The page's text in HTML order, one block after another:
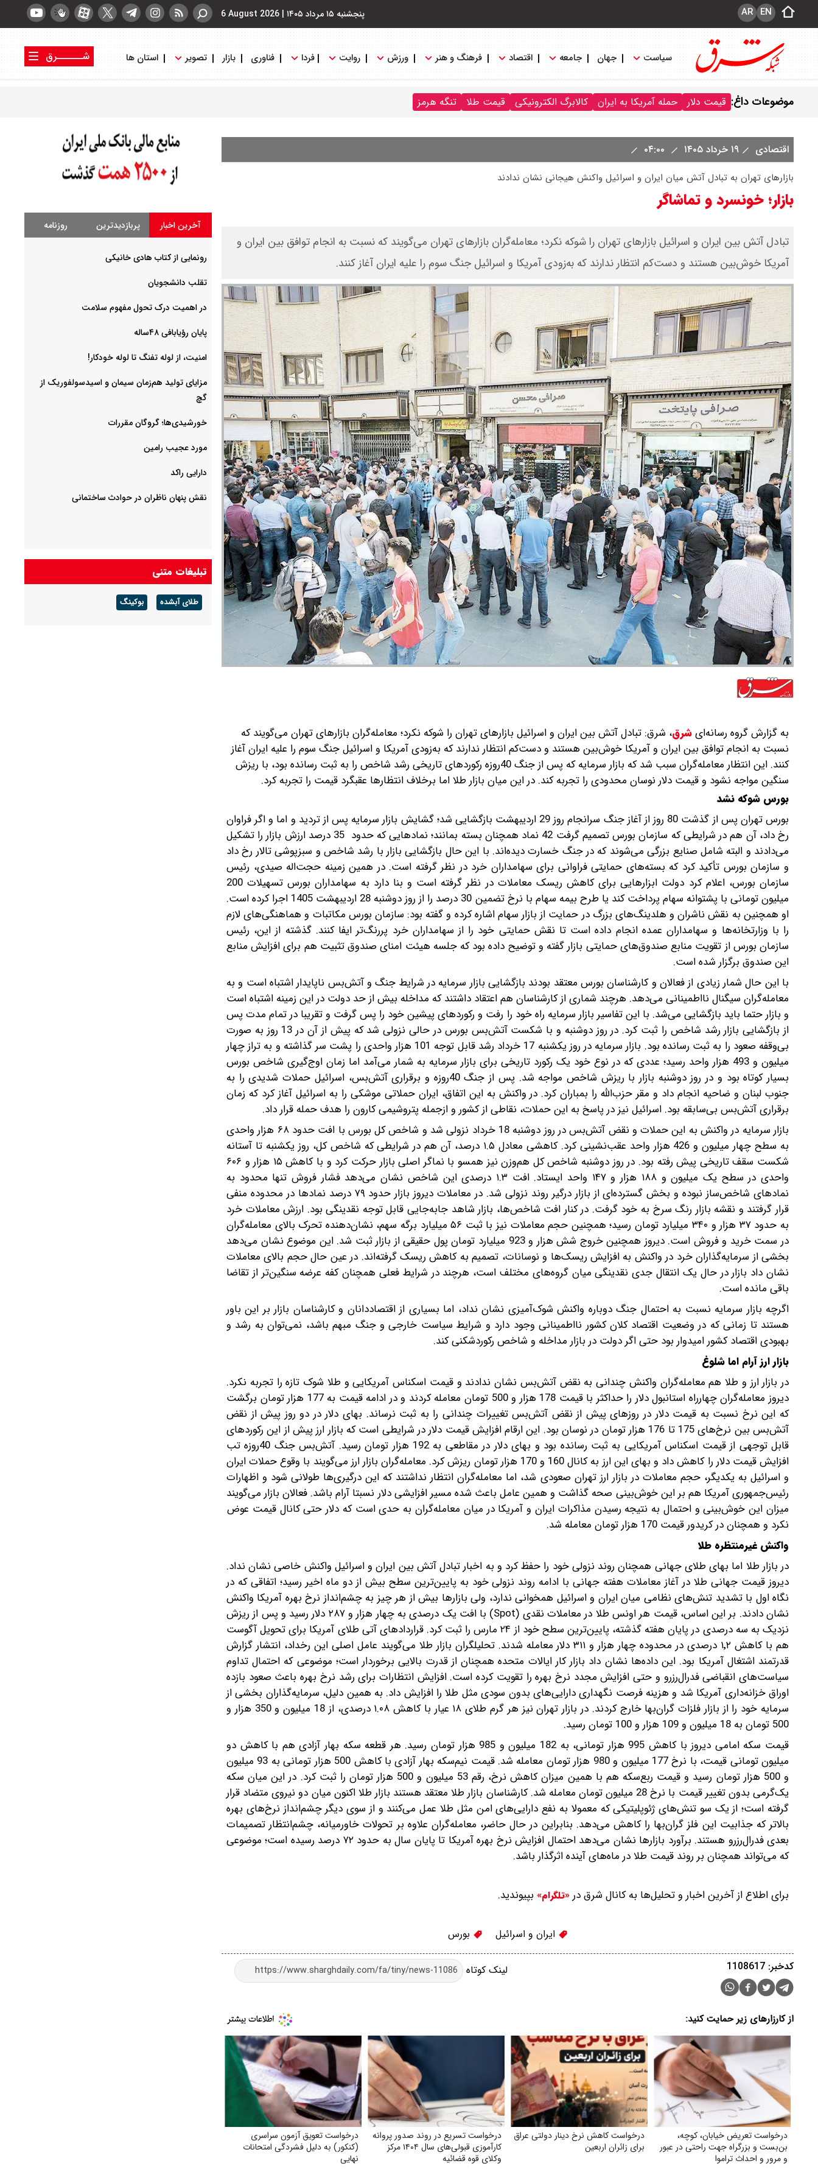
پنجشنبه ۱۵ مرداد ۱۴۰۵ |
6 August 2026 EN
AR
سیاست جهان جامعه اقتصاد فرهنگ و هنر ورزش روایت فردا فناوری بازار تصویر استان ها
شــــــرق
موضوعات داغ: قیمت دلار حمله آمریکا به ایران کالابرگ الکترونیکی قیمت طلا تنگه هرمز
اقتصادی ۱۹ خرداد ۱۴۰۵
بازارهای تهران به تبادل آتش میان ایران و اسرائیل واکنش هیجانی نشان ندادند
بازار؛ خونسرد و تماشاگر
تبادل آتش بین ایران و اسرائیل بازارهای تهران را شوکه نکرد؛ معامله‌گران بازارهای تهران می‌گویند که نسبت به انجام توافق بین ایران و
آمریکا خوش‌بین هستند و دست‌کم انتظار ندارند که به‌زودی آمریکا و اسرائیل جنگ سوم را علیه ایران آغاز کنند.
به گزارش گروه رسانه‌ایشرق، ‌شرق: تبادل آتش بین ایران و اسرائیل بازارهای تهران را شوکه نکرد؛ معامله‌گران بازارهای تهران می‌گویند که
نسبت به انجام توافق بین ایران و آمریکا خوش‌بین هستند و دست‌کم انتظار ندارند که به‌زودی آمریکا و اسرائیل جنگ سوم را علیه ایران آغاز
کنند. این انتظار معامله‌گران سبب شد که بازار سرمایه که پس از جنگ 40روزه رکوردهای تاریخی رشد شاخص را به ثبت رسانده بود، با ریزش
سنگین مواجه نشود و قیمت دلار نوسان محدودی را تجربه کند. در این میان بازار طلا اما برخلاف انتظارها عقبگرد قیمت را تجربه کرد.
بورس شوکه نشد
بورس تهران پس از گذشت 80 روز از آغاز جنگ سرانجام روز 29 اردیبهشت بازگشایی شد؛ گشایش بازار سرمایه پس از تردید و اما و اگر فراوان
رخ داد، آن هم در شرایطی که سازمان بورس تصمیم گرفت ‌‌42 نماد همچنان بسته بمانند؛ نمادهایی که حدود 35 درصد ارزش بازار را تشکیل
می‌دادند و البته شامل صنایع بزرگی می‌شوند که در جنگ خسارت دیده‌اند. با این حال بازگشایی بازار با رشد شاخص و سبزپوشی تالار رخ داد
و سازمان بورس تأکید کرد که بسته‌های حمایتی فراوانی برای سهامداران خرد در نظر گرفته است. در همین زمینه حجت‌اله صیدی، رئیس
سازمان بورس، اعلام کرد‌ دولت ابزارهایی برای کاهش ریسک معاملات در نظر گرفته است و بنا دارد ‌به سهامداران بورس تسهیلات 200
میلیون تومانی با پشتوانه سهام پرداخت کند یا طرح بیمه سهام با نرخ تضمین 30 درصد را از روز دوشنبه 28 اردیبهشت 1405 اجرا کرده است.
او همچنین به نقش ناشران و هلدینگ‌های بزرگ در حمایت از بازار سهام اشاره کرده و گفته بود: سازمان بورس مکاتبات و هماهنگی‌های لازم
را با وزارتخانه‌ها و سهامداران عمده انجام داده است تا نقش حمایتی خود را از سهامداران خرد پررنگ‌تر ایفا کنند. گذشته از این، رئیس
سازمان بورس از تقویت منابع صندوق‌های حمایتی بازار گفته و توضیح داده بود که جلسه هیئت امنای صندوق تثبیت هم برای افزایش منابع
این صندوق برگزار شده است.
با این حال شمار زیادی از فعالان و کارشناسان بورس معتقد بودند بازگشایی بازار سرمایه در شرایط جنگ و آتش‌بس ناپایدار اشتباه است و به
معامله‌گران سیگنال نااطمینانی می‌دهد. هرچند شماری از کارشناسان هم اعتقاد داشتند که مداخله بیش از حد دولت در این زمینه اشتباه است
و بازار حتما باید بازگشایی می‌شد. با این تفاسیر بازار سرمایه راه خود را رفت و رکوردهای پیشین خود را پس گرفت و تقریبا در تمام مدت پس
از بازگشایی بازار رشد شاخص را ثبت کرد. در روز دوشنبه و با شکست آتش‌بس بورس در حالی نزولی شد که پیش از آن در 13 روز به صورت
بی‌وقفه صعود را به ثبت رسانده بود. بازار سرمایه در روز یکشنبه 17 خرداد رشد قابل توجه 101 هزار واحدی را پشت سر گذاشته و به تراز چهار
میلیون و 493 هزار واحد رسید؛ عددی که در نوع خود یک رکورد تاریخی برای بازار سرمایه به شمار می‌آمد اما زمان اوج‌گیری شاخص بورس
بسیار کوتاه بود و در روز دوشنبه بازار با ریزش شاخص مواجه شد. پس از جنگ 40روزه و برقراری آتش‌بس، اسرائیل حملات شدیدی را به
جنوب لبنان و ضاحیه انجام داد و مقر حزب‌الله را بمباران کرد. در واکنش به این اتفاق، ایران حملاتی موشکی را به اسرائیل آغاز کرد که زمان
برقراری آتش‌بس بی‌سابقه بود. اسرائیل نیز در پاسخ به این حملات، نقاطی از کشور و ازجمله پتروشیمی کارون را هدف حمله قرار داد.
بازار سرمایه در واکنش به این حملات و نقض آتش‌بس در روز دوشنبه 18 خرداد نزولی شد و شاخص کل بورس با افت حدود ۶۸ هزار واحدی
به سطح چهار میلیون و 426 هزار واحد عقب‌نشینی کرد. کاهشی معادل ۱.۵ درصد، آن هم در شرایطی که شاخص کل، روز یکشنبه تا آستانه
شکست سقف تاریخی پیش رفته بود. در روز دوشنبه شاخص کل هم‌وزن نیز همسو با نماگر اصلی بازار حرکت کرد و با کاهش ۱۵ هزار و ۶۰۶
واحدی در سطح یک میلیون و ۱۸۸ هزار و ۱۴۷ واحد ایستاد. افت ۱.۳ درصدی این شاخص نشان می‌دهد فشار فروش تنها محدود به
نمادهای شاخص‌ساز نبوده و بخش گسترده‌ای از بازار درگیر روند نزولی شد. در معاملات دیروز بازار حدود ۷۹ درصد نمادها در محدوده منفی
قرار گرفتند و نقشه بازار رنگ سرخ به خود گرفت. در کنار افت شاخص‌ها، بازار شاهد جابه‌جایی‌ قابل توجه نقدینگی بود. ارزش معاملات خرد
به حدود ۳۷ هزار و ۳۴۰ میلیارد تومان رسید؛ همچنین حجم معاملات نیز با ثبت ۵۶ میلیارد برگه سهم، نشان‌دهنده تحرک بالای معامله‌گران
در سمت خرید و فروش است. دیروز همچنین خروج شش هزار و 923 میلیارد تومان پول حقیقی از بازار ثبت شد. این موضوع نشان می‌دهد
بخشی از سرمایه‌گذاران خرد در واکنش به افزایش ریسک‌ها و نوسانات، تصمیم به کاهش ریسک گرفته‌اند. در عین حال حجم بالای معاملات
نشان داد بازار در حال یک انتقال جدی نقدینگی میان گروه‌های مختلف است، هرچند در شرایط فعلی همچنان کفه عرضه سنگین‌تر از تقاضا
باقی مانده است.
اگرچه‌ بازار سرمایه نسبت به احتمال جنگ دوباره واکنش شوک‌آمیزی نشان نداد، اما بسیاری از اقتصاددانان و کارشناسان بازار بر این باور
هستند ‌تا زمانی که در وضعیت اقتصاد کلان کشور نااطمینانی وجود دارد و شرایط سیاست خارجی و جنگ مبهم باشد، نمی‌توان به رشد و
بهبودی اقتصاد کشور امیدوار بود حتی اگر دولت در بازار مداخله و شاخص رکوردشکنی کند.
بازار ارز آرام اما شلوغ
در بازار ارز و طلا هم معامله‌گران واکنش چندانی به نقض آتش‌بس نشان ندادند و قیمت اسکناس آمریکایی و طلا شوک تازه را تجربه نکرد.
دیروز معامله‌گران چهارراه استانبول دلار را حداکثر با قیمت 178 هزار و 500 تومان معامله کردند و در ادامه قیمت به 177 هزار تومان برگشت
که این نرخ نسبت به قیمت دلار در روزهای پیش از نقض آتش‌بس تغییرات چندانی را به ثبت نرساند. بهای دلار در دو روز پیش از نقض
آتش‌بس بین نرخ‌های 175 تا 176 هزار تومان در نوسان بود. این ارقام افزایش قیمت دلار در شرایطی است که بازار ارز پیش از این رکوردهای
قابل توجهی از قیمت اسکناس آمریکایی به ثبت رسانده بود و بهای دلار در مقاطعی به 192 هزار تومان رسید. آتش‌بس جنگ 40روزه تب
افزایش قیمت دلار را کاهش داد و بهای این ارز به کانال 160 و 170 هزار تومان ریزش کرد. معامله‌گران بازار ارز می‌گویند با وقوع حملات ایران
و اسرائیل به یکدیگر، حجم معاملات در بازار ارز تهران صعودی شد، اما معامله‌گران انتظار نداشتند که این درگیری‌ها طولانی شود و اظهارات
رئیس‌جمهوری آمریکا هم بر این خوش‌بینی صحه گذاشت و همین عامل باعث شده مسیر افزایشی دلار نسبتا آرام باشد. فعالان بازار می‌گویند
میزان این خوش‌بینی و احتمال به نتیجه رسیدن مذاکرات ایران و آمریکا در میان معامله‌گران به حدی است که دلار حتی کانال قیمت عوض
نکرد و همچنان در کریدور قیمت 170 هزار تومان معامله شد.
واکنش غیرمنتظره طلا
در بازار طلا اما بهای طلای جهانی همچنان روند نزولی خود را حفظ کرد و به اخبار تبادل آتش بین ایران و اسرائیل واکنش خاصی نشان نداد.
دیروز قیمت جهانی طلا در آغاز معاملات هفته جهانی با ادامه روند نزولی خود به پایین‌ترین سطح بیش از دو ماه اخیر رسید؛ اتفاقی که در
نگاه اول با تشدید تنش‌های نظامی میان ایران و اسرائیل همخوانی ندارد، ولی بازارها بیش از هر چیز به چشم‌انداز نرخ بهره آمریکا واکنش
نشان دادند. بر این اساس، قیمت هر اونس طلا در معاملات نقدی (Spot) با افت یک درصدی به چهار هزار و ‌۲۸۷ دلار رسید و پس از ریزش
نزدیک به سه درصدی در پایان هفته گذشته، پایین‌ترین سطح خود از ۲۴ مارس را ثبت کرد. قراردادهای آتی طلای آمریکا برای تحویل آگوست
هم با کاهش ۱٬۲ درصدی در محدوده چهار هزار و ‌۳۱۱ دلار معامله شدند. تحلیلگران بازار طلا می‌گویند‌ عامل اصلی این رخداد، انتشار گزارش
قدرتمند اشتغال آمریکا بود. این داده‌ها نشان داد بازار کار ایالات متحده همچنان از قدرت بالایی برخوردار است؛ موضوعی که احتمال تداوم
سیاست‌های انقباضی فدرال‌رزرو و حتی افزایش مجدد نرخ بهره را تقویت کرده است. افزایش انتظارات برای رشد نرخ بهره باعث صعود بازده
اوراق خزانه‌داری آمریکا شد و هزینه‌ فرصت نگهداری دارایی‌های بدون سودی مثل طلا را افزایش داد. به همین دلیل، سرمایه‌گذاران بخشی از
سرمایه خود را از بازار فلزات گران‌بها خارج کردند. در بازار تهران نیز هر گرم طلای ۱۸ عیار با کاهش ۱.۰۸ درصدی، از 18 میلیون و 350 هزار و
500 تومان به 18 میلیون و 109 هزار و 100 تومان رسید.
قیمت سکه امامی دیروز با کاهش 995 هزار تومانی، به 182 میلیون و 985 هزار تومان رسید. هر قطعه سکه بهار آزادی هم با کاهش دو
میلیون تومانی قیمت، با نرخ 177 میلیون و 980 هزار تومان معامله شد. قیمت نیم‌سکه بهار آزادی با کاهش 500 هزار تومانی به 93 میلیون
و 500 هزار تومان رسید و قیمت ربع‌سکه هم با همین میزان کاهش نرخ، رقم 53 میلیون و 500 هزار تومان را ثبت کرد. در این میان سکه
یک‌گرمی بدون تغییر قیمت با نرخ 28 میلیون تومان معامله شد. کارشناسان بازار طلا معتقد هستند بازار طلا اکنون میان دو نیروی متضاد قرار
گرفته است؛ از یک سو تنش‌های ژئوپلیتیکی که معمولا به نفع دارایی‌های امن مثل طلا عمل می‌کنند و از سوی دیگر چشم‌انداز نرخ‌های بهره
بالاتر که جذابیت این فلز گران‌بها را کاهش می‌دهد. بنابراین در حال حاضر، معامله‌گران علاوه بر تحولات خاورمیانه، چشم‌انتظار تصمیمات
بعدی فدرال‌رزرو هستند. برآورد بازارها نشان می‌دهد احتمال افزایش نرخ بهره آمریکا تا پایان سال به حدود ۷۲ درصد رسیده است؛ موضوعی
که می‌تواند همچنان بر روند قیمت طلا در ماه‌های آینده اثرگذار باشد.
برای اطلاع از آخرین اخبار و تحلیل‌ها به کانال شرق در «تلگرام» بپیوندید.
ایران و اسرائیل بورس
لینک کوتاه کدخبر: 1108617
از کارزارهای زیر حمایت کنید:
درخواست تعریض خیابان، کوچه،
بن‌بست و بزرگراه جهت راحتی در عبور
و مرور و احداث تراموا
درخواست کاهش نرخ دینار دولتی عراق
برای زائران اربعین
درخواست تسریع در روند صدور پروانه
کارآموزی قبولی‌های سال ۱۴۰۴ مرکز
وکلای قوه‌ قضائیه
درخواست تعویق آزمون سراسری
(کنکور) به دلیل فشردگی امتحانات
نهایی
آخرین اخبار پربازدیدترین روزنامه
رونمایی از کتاب هادی خانیکی
‌تقلب دانشجویان
در اهمیت درک تحول مفهوم سلامت
پایان رؤیابافی ۴۸ساله
امنیت، از لوله تفنگ تا ‌لوله خودکار!
مزایای تولید هم‌زمان سیمان و اسیدسولفوریک از
گچ
خورشیدی‌ها؛ گروگان مقررات
مورد عجیب رامین
دارایی راکد
نقش پنهان ناظران در حوادث ساختمانی
تبلیغات متنی
طلای آبشده بوکینگ